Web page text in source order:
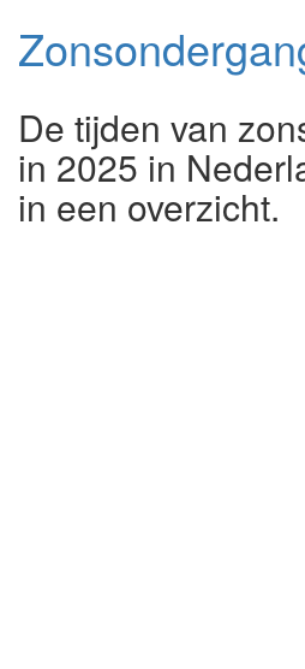
De tijden van
in 2025 in
in een overzicht.